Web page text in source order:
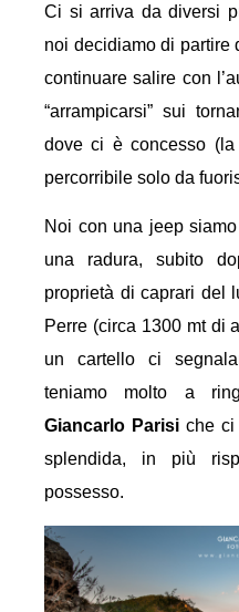
Ci si arriva da diversi
noi decidiamo di partire
continuare salire con
“arrampicarsi” sui
dove ci è concesso
percorribile solo da
Noi con una jeep
una radura, subito
proprietà di caprari del
Perre (circa 1300 mt di
un cartello ci
teniamo molto a
Giancarlo Parisiche ci
splendida, in più
possesso.